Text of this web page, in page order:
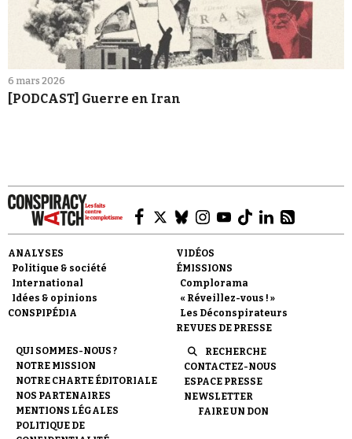
6 mars 2026
[PODCAST] Guerre en Iran
ANALYSES
Politique & société
International
Idées & opinions
CONSPIPÉDIA
VIDÉOS
ÉMISSIONS
Complorama
« Réveillez-vous ! »
Les Déconspirateurs
REVUES DE PRESSE
QUI SOMMES-NOUS ?
NOTRE MISSION
NOTRE CHARTE ÉDITORIALE
NOS PARTENAIRES
MENTIONS LÉGALES
POLITIQUE DE
RECHERCHE
CONTACTEZ-NOUS
ESPACE PRESSE
NEWSLETTER
FAIRE UN DON